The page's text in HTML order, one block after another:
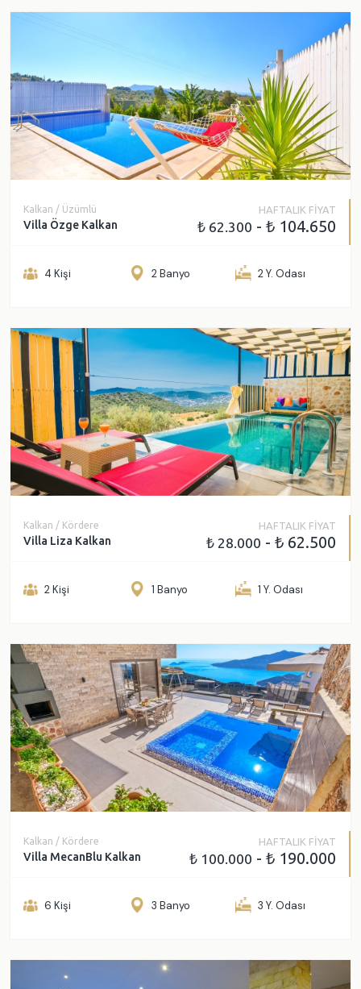
Kalkan / Üzümlü
Villa Özge Kalkan
HAFTALIK FİYAT
₺ 62.300 - ₺ 104.650
4 Kişi 2 Banyo 2 Y. Odası
Kalkan / Kördere
Villa Liza Kalkan
HAFTALIK FİYAT
₺ 28.000 - ₺ 62.500
2 Kişi 1 Banyo 1 Y. Odası
Kalkan / Kördere
Villa MecanBlu Kalkan
HAFTALIK FİYAT
₺ 100.000 - ₺ 190.000
6 Kişi 3 Banyo 3 Y. Odası